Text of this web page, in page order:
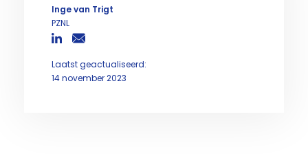
Inge van Trigt
PZNL
Laatst geactualiseerd:
14 november 2023